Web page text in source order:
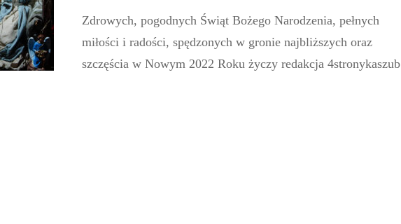
na
Narodzenie
2021
Zdrowych, pogodnych Świąt Bożego Narodzenia, pełnych
miłości i radości, spędzonych w gronie najbliższych oraz
szczęścia w Nowym 2022 Roku życzy redakcja 4stronykaszub